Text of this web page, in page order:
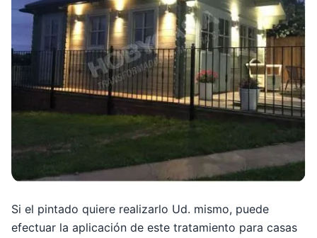
Si el pintado quiere realizarlo Ud. mismo, puede
efectuar la aplicación de este tratamiento para casas